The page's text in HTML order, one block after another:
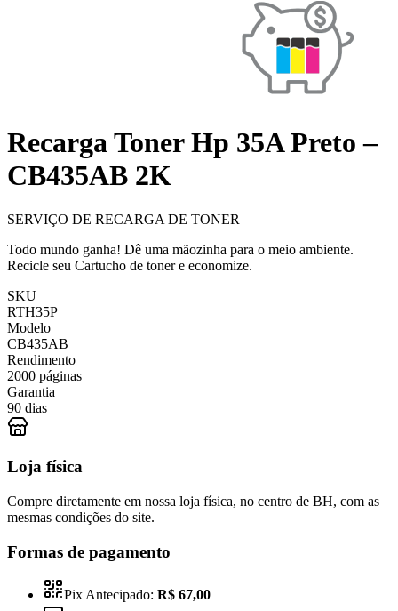
Recarga Toner Hp 35A Preto –
CB435AB 2K
SERVIÇO DE RECARGA DE TONER
Todo mundo ganha! Dê uma mãozinha para o meio ambiente.
Recicle seu Cartucho de toner e economize.
SKU
RTH35P
Modelo
CB435AB
Rendimento
2000 páginas
Garantia
90 dias
Loja física
Compre diretamente em nossa loja física, no centro de BH, com as
mesmas condições do site.
Formas de pagamento
Pix Antecipado: R$ 67,00